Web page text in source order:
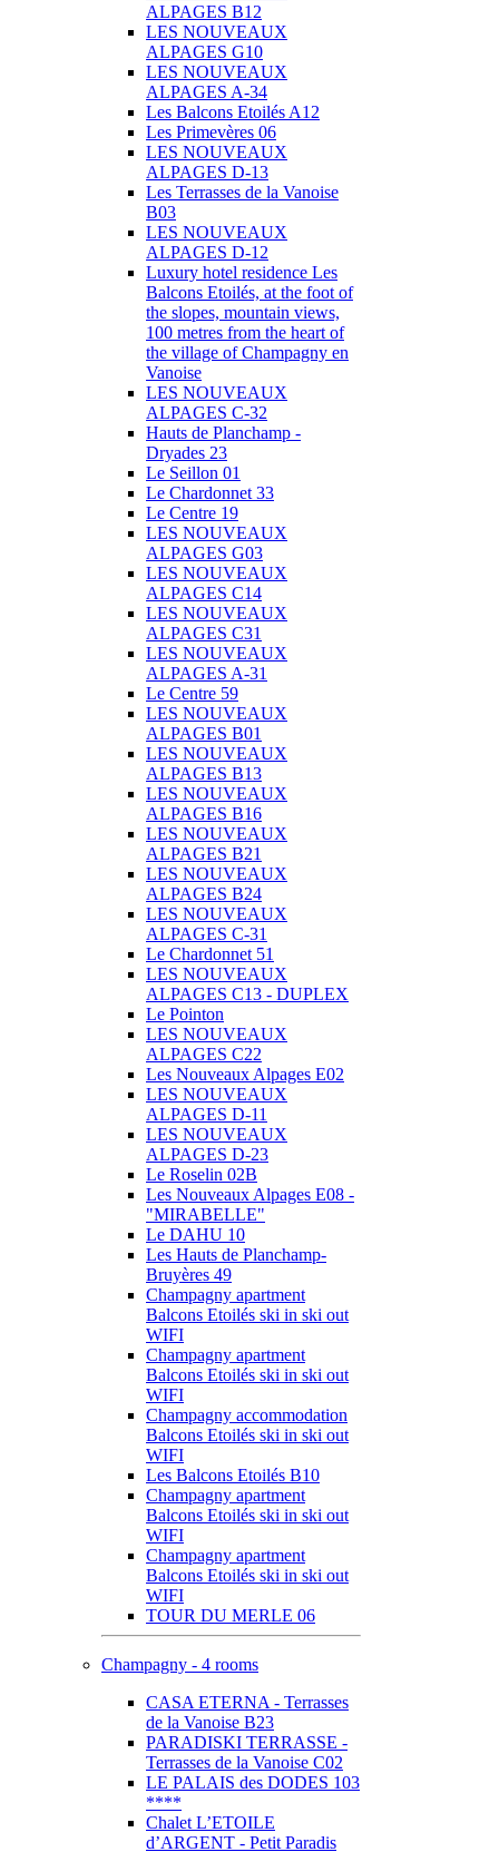
ALPAGES B12
LES NOUVEAUX
ALPAGES G10
LES NOUVEAUX
ALPAGES A-34
Les Balcons Etoilés A12
Les Primevères 06
LES NOUVEAUX
ALPAGES D-13
Les Terrasses de la Vanoise
B03
LES NOUVEAUX
ALPAGES D-12
Luxury hotel residence Les
Balcons Etoilés, at the foot of
the slopes, mountain views,
100 metres from the heart of
the village of Champagny en
Vanoise
LES NOUVEAUX
ALPAGES C-32
Hauts de Planchamp -
Dryades 23
Le Seillon 01
Le Chardonnet 33
Le Centre 19
LES NOUVEAUX
ALPAGES G03
LES NOUVEAUX
ALPAGES C14
LES NOUVEAUX
ALPAGES C31
LES NOUVEAUX
ALPAGES A-31
Le Centre 59
LES NOUVEAUX
ALPAGES B01
LES NOUVEAUX
ALPAGES B13
LES NOUVEAUX
ALPAGES B16
LES NOUVEAUX
ALPAGES B21
LES NOUVEAUX
ALPAGES B24
LES NOUVEAUX
ALPAGES C-31
Le Chardonnet 51
LES NOUVEAUX
ALPAGES C13 - DUPLEX
Le Pointon
LES NOUVEAUX
ALPAGES C22
Les Nouveaux Alpages E02
LES NOUVEAUX
ALPAGES D-11
LES NOUVEAUX
ALPAGES D-23
Le Roselin 02B
Les Nouveaux Alpages E08 -
"MIRABELLE"
Le DAHU 10
Les Hauts de Planchamp-
Bruyères 49
Champagny apartment
Balcons Etoilés ski in ski out
WIFI
Champagny apartment
Balcons Etoilés ski in ski out
WIFI
Champagny accommodation
Balcons Etoilés ski in ski out
WIFI
Les Balcons Etoilés B10
Champagny apartment
Balcons Etoilés ski in ski out
WIFI
Champagny apartment
Balcons Etoilés ski in ski out
WIFI
TOUR DU MERLE 06
Champagny - 4 rooms
CASA ETERNA - Terrasses
de la Vanoise B23
PARADISKI TERRASSE -
Terrasses de la Vanoise C02
LE PALAIS des DODES 103
****
Chalet L’ETOILE
d’ARGENT - Petit Paradis